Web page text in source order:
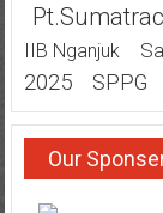
IIB Nganjuk
2025
SPPG
Our